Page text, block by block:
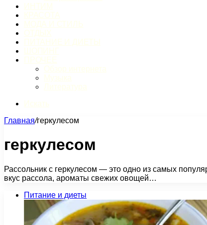
Главная/геркулесом
геркулесом
Рассольник с геркулесом — это одно из самых
вкус рассола, ароматы свежих овощей…
Питание и диеты